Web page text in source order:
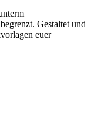
Gestaltet und
euer